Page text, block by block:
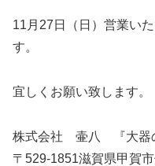
11月27日（日）営業い
す。
宜しくお願い致します。
株式会社 壷八 『大器
〒529-1851滋賀県甲賀